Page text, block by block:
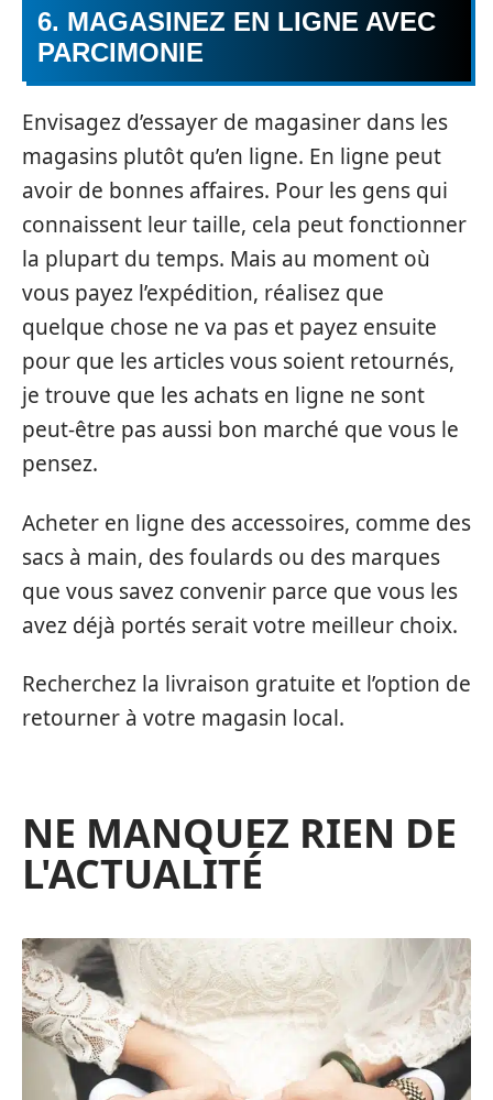
6. MAGASINEZ EN LIGNE AVEC
PARCIMONIE
Envisagez d’essayer de magasiner dans les
magasins plutôt qu’en ligne. En ligne peut
avoir de bonnes affaires. Pour les gens qui
connaissent leur taille, cela peut fonctionner
la plupart du temps. Mais au moment où
vous payez l’expédition, réalisez que
quelque chose ne va pas et payez ensuite
pour que les articles vous soient retournés,
je trouve que les achats en ligne ne sont
peut-être pas aussi bon marché que vous le
pensez.
Acheter en ligne des accessoires, comme des
sacs à main, des foulards ou des marques
que vous savez convenir parce que vous les
avez déjà portés serait votre meilleur choix.
Recherchez la livraison gratuite et l’option de
retourner à votre magasin local.
NE MANQUEZ RIEN DE
L'ACTUALITÉ